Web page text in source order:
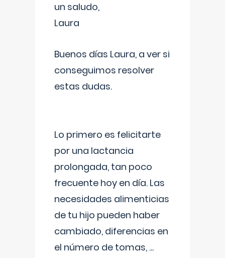
un saludo,
Laura
Buenos días Laura, a ver si
conseguimos resolver
estas dudas.
Lo primero es felicitarte
por una lactancia
prolongada, tan poco
frecuente hoy en día. Las
necesidades alimenticias
de tu hijo pueden haber
cambiado, diferencias en
el número de tomas, ...